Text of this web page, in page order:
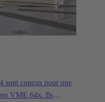
comparé aux
Sa longue histoire et
de la série Sub-D
universelle pour
sont conçus pour une
VME 64x. Ils